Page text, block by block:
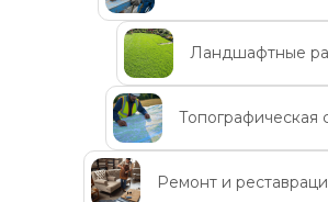
Ландшафтные
Топографическая
Ремонт и